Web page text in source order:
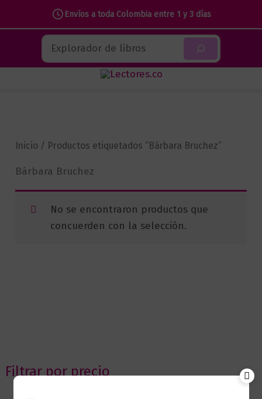
Envíos a toda Colombia entre 1 y 3 días
contenido
Buscar
Filtrar por precio
Inicio / Productos etiquetados “Bárbara Bruchez”
Bárbara Bruchez
No se encontraron productos que
concuerden con la selección.